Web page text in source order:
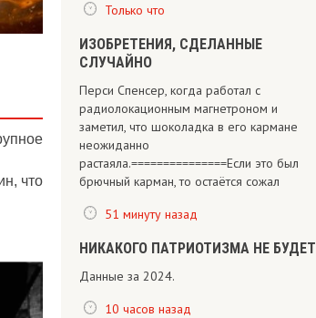
что
Только что
ИЗОБРЕТЕНИЯ, СДЕЛАННЫЕ
СЛУЧАЙНО
Перси Спенсер, когда работал с
радиолокационным магнетроном и
заметил, что шоколадка в его кармане
неожиданно
растаяла.===============Если это был
брючный карман, то остаётся сожал
51 минуту назад
НИКАКОГО ПАТРИОТИЗМА НЕ БУДЕТ
Данные за 2024.
10 часов назад